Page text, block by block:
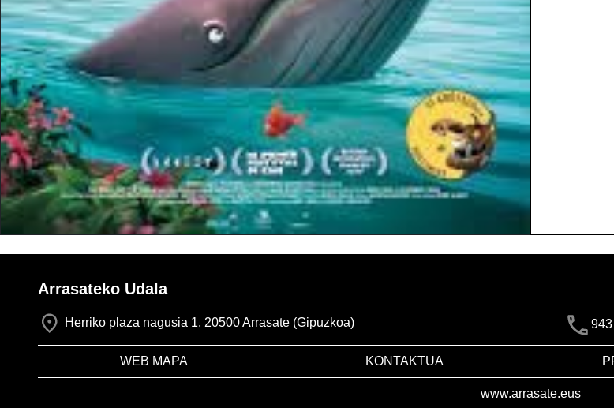
Arrasateko Udala
Herriko plaza nagusia 1, 20500 Arrasate (Gipuzkoa)
WEB MAPA KONTAKTUA
www.arrasate.eus